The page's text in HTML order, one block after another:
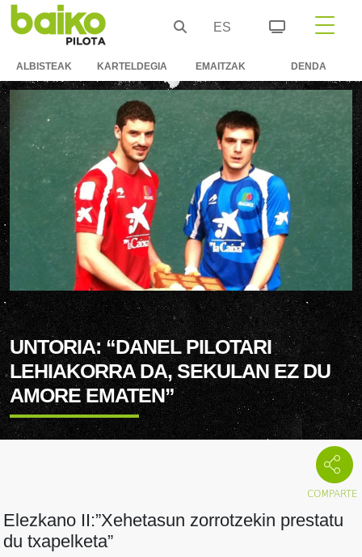
ES
ALBISTEAK KARTELDEGIA EMAITZAK DENDA
UNTORIA: “DANEL PILOTARI
LEHIAKORRA DA, SEKULAN EZ DU
AMORE EMATEN”
Elezkano II:”Xehetasun zorrotzekin prestatu
du txapelketa”